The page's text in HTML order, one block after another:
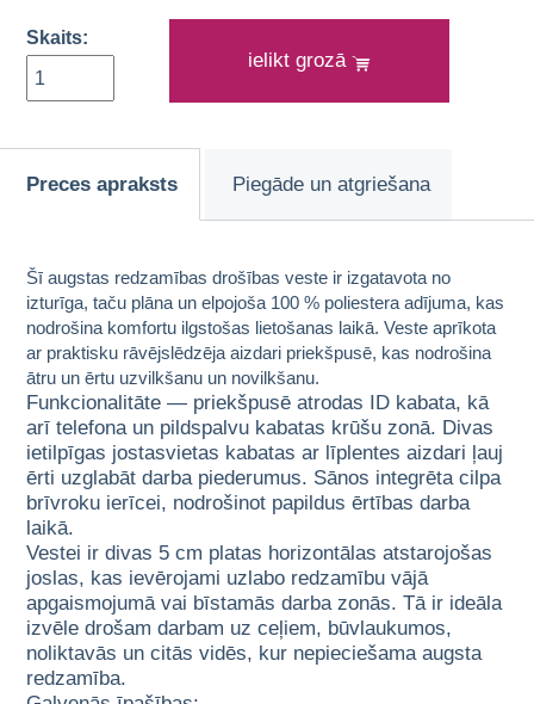
Skaits:
ielikt grozā
Preces apraksts Piegāde un atgriešana
Šī augstas redzamības drošības veste ir izgatavota no
izturīga, taču plāna un elpojoša 100 % poliestera adījuma, kas
nodrošina komfortu ilgstošas lietošanas laikā. Veste aprīkota
ar praktisku rāvējslēdzēja aizdari priekšpusē, kas nodrošina
ātru un ērtu uzvilkšanu un novilkšanu.
Funkcionalitāte — priekšpusē atrodas ID kabata, kā
arī telefona un pildspalvu kabatas krūšu zonā. Divas
ietilpīgas jostasvietas kabatas ar līplentes aizdari ļauj
ērti uzglabāt darba piederumus. Sānos integrēta cilpa
brīvroku ierīcei, nodrošinot papildus ērtības darba
laikā.
Vestei ir divas 5 cm platas horizontālas atstarojošas
joslas, kas ievērojami uzlabo redzamību vājā
apgaismojumā vai bīstamās darba zonās. Tā ir ideāla
izvēle drošam darbam uz ceļiem, būvlaukumos,
noliktavās un citās vidēs, kur nepieciešama augsta
redzamība.